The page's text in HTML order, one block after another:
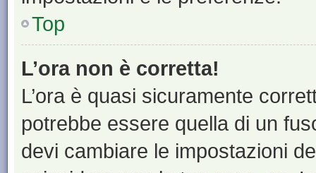
Top
L’ora non è corretta!
L’ora è quasi sicuramente
potrebbe essere quella di un
devi cambiare le impostazioni